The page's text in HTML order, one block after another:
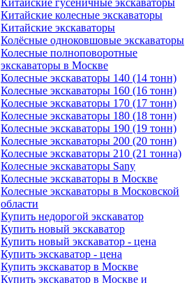
Китайские гусеничные экскаваторы
Китайские колесные экскаваторы
Китайские экскаваторы
Колёсные одноковшовые экскаваторы
Колесные полноповоротные
экскаваторы в Москве
Колесные экскаваторы 140 (14 тонн)
Колесные экскаваторы 160 (16 тонн)
Колесные экскаваторы 170 (17 тонн)
Колесные экскаваторы 180 (18 тонн)
Колесные экскаваторы 190 (19 тонн)
Колесные экскаваторы 200 (20 тонн)
Колесные экскаваторы 210 (21 тонна)
Колесные экскаваторы Sany
Колесные экскаваторы в Москве
Колесные экскаваторы в Московской
области
Купить недорогой экскаватор
Купить новый экскаватор
Купить новый экскаватор - цена
Купить экскаватор - цена
Купить экскаватор в Москве
Купить экскаватор в Москве и